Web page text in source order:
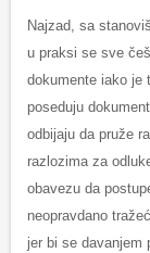
Najzad, sa
u praksi se sve
dokumente iako je
poseduju
odbijaju da pruže
razlozima za
obavezu da
neopravdano
jer bi se davanjem